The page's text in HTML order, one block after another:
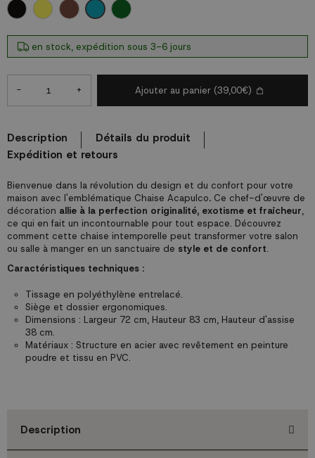
Bienvenue dans la révolution du design et du confort pour votre
maison avec l'emblématique Chaise Acapulco.Ce chef-d'œuvre de
décoration allie à la perfection originalité, exotisme et fraîcheur,
ce qui en fait un incontournable pour tout espace. Découvrez
comment cette chaise intemporelle peut transformer votre salon
ou salle à manger en un sanctuaire de style et de confort.
Caractéristiques techniques :
Tissage en polyéthylène entrelacé.
Siège et dossier ergonomiques.
Dimensions : Largeur 72 cm, Hauteur 83 cm, Hauteur d'assise
38 cm.
Matériaux : Structure en acier avec revêtement en peinture
poudre et tissu en PVC.
NOIR
JAUNE Terre cuiteTURQUOISEVERT SOMBRE
en stock, expédition sous 3-6 jours
- + Ajouter au panier (39,00€)
Description
Détails du produit
Expédition et retours
Description